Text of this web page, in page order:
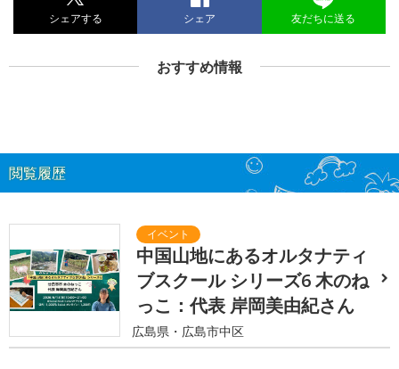
シェアする シェア 友だちに送る
おすすめ情報
閲覧履歴
中国山地にあるオルタナティ
ブスクール シリーズ6 木のね
っこ：代表 岸岡美由紀さん
広島県・広島市中区